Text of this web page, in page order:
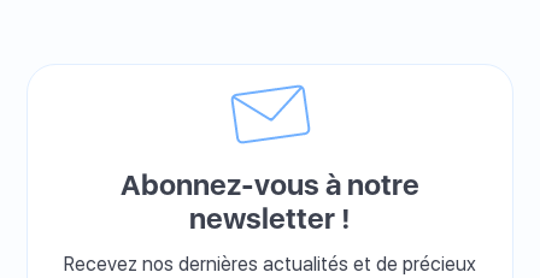
Abonnez-vous à notre
newsletter !
Recevez nos dernières actualités et de précieux